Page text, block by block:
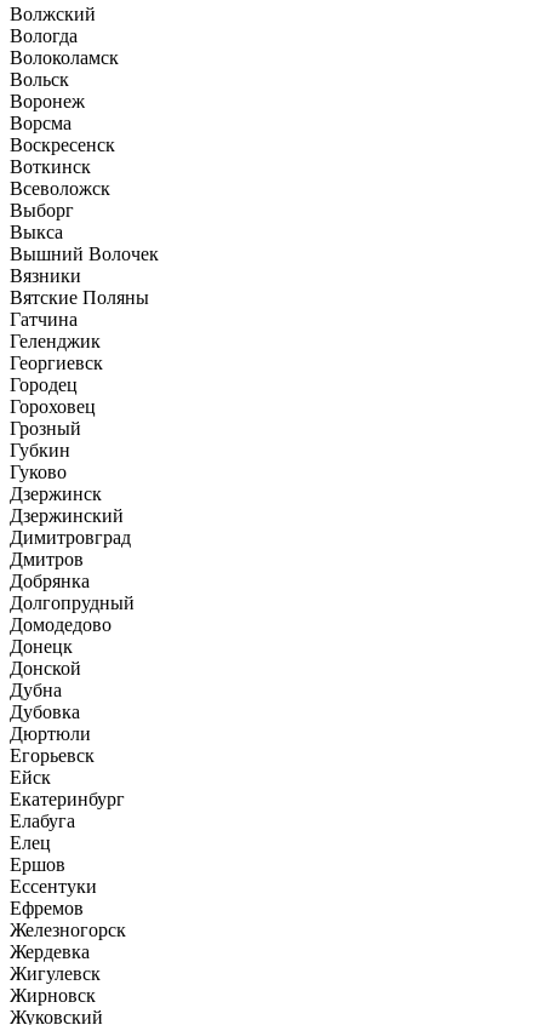
Волжский
Вологда
Волоколамск
Вольск
Воронеж
Ворсма
Воскресенск
Воткинск
Всеволожск
Выборг
Выкса
Вышний Волочек
Вязники
Вятские Поляны
Гатчина
Геленджик
Георгиевск
Городец
Гороховец
Грозный
Губкин
Гуково
Дзержинск
Дзержинский
Димитровград
Дмитров
Добрянка
Долгопрудный
Домодедово
Донецк
Донской
Дубна
Дубовка
Дюртюли
Егорьевск
Ейск
Екатеринбург
Елабуга
Елец
Ершов
Ессентуки
Ефремов
Железногорск
Жердевка
Жигулевск
Жирновск
Жуковский